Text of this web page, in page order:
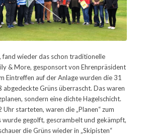
fand wieder das schon traditionelle
& More, gesponsort von Ehrenpräsident
Eintreffen auf der Anlage wurden die 31
abgedeckte Grüns überrascht. Das waren
sondern eine dichte Hagelschicht.
Uhr starteten, waren die „Planen“ zum
wurde gegolft, gescrambelt und gekämpft,
die Grüns wieder in „Skipisten“